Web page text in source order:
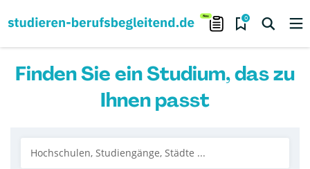
0
Finden Sie ein Studium, das zu
Ihnen passt